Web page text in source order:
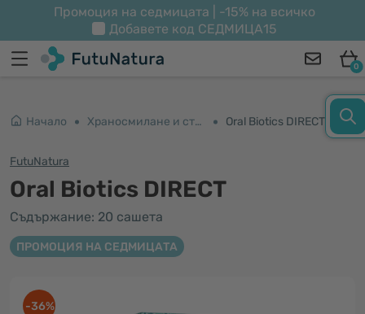
Промоция на седмицата | -15% на всичко
Добавете код СЕДМИЦА15
0
Начало Храносмилане и стомах Oral Biotics DIRECT
FutuNatura
Oral Biotics DIRECT
Съдържание: 20 сашета
ПРОМОЦИЯ НА СЕДМИЦАТА
-36%